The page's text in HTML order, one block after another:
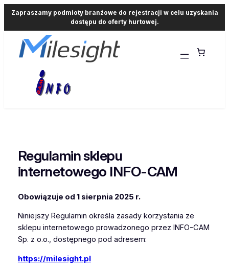
Zapraszamy podmioty branżowe do rejestracji w celu uzyskania
dostępu do oferty hurtowej.
treści
Regulamin sklepu
internetowego INFO-CAM
Obowiązuje od 1 sierpnia 2025 r.
Niniejszy Regulamin określa zasady korzystania ze
sklepu internetowego prowadzonego przez INFO-CAM
Sp. z o.o., dostępnego pod adresem:
https://milesight.pl